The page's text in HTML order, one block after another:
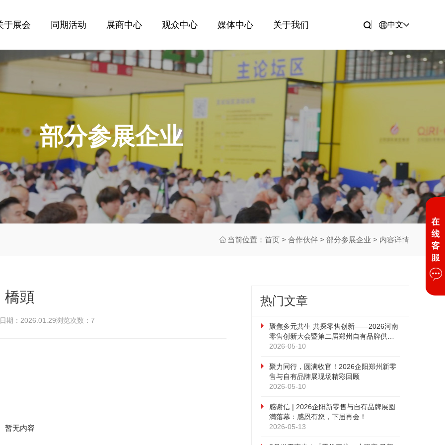
于展会 同期活动 展商中心 观众中心 媒体中心 关于我们 中文
部分参展企业
当前位置： 首页 > 合作伙伴 > 部分参展企业 > 内容详情
橋頭
期：2026.01.29浏览次数： 7
暂无内容
热门文章
聚焦多元共生 共探零售创新——2026河南
零售创新大会暨第二届郑州自有品牌供应
链大会圆满落幕
2026-05-10
聚力同行，圆满收官！2026企阳郑州新零
售与自有品牌展现场精彩回顾
2026-05-10
感谢信 | 2026企阳新零售与自有品牌展圆
满落幕：感恩有您，下届再会！
2026-05-13